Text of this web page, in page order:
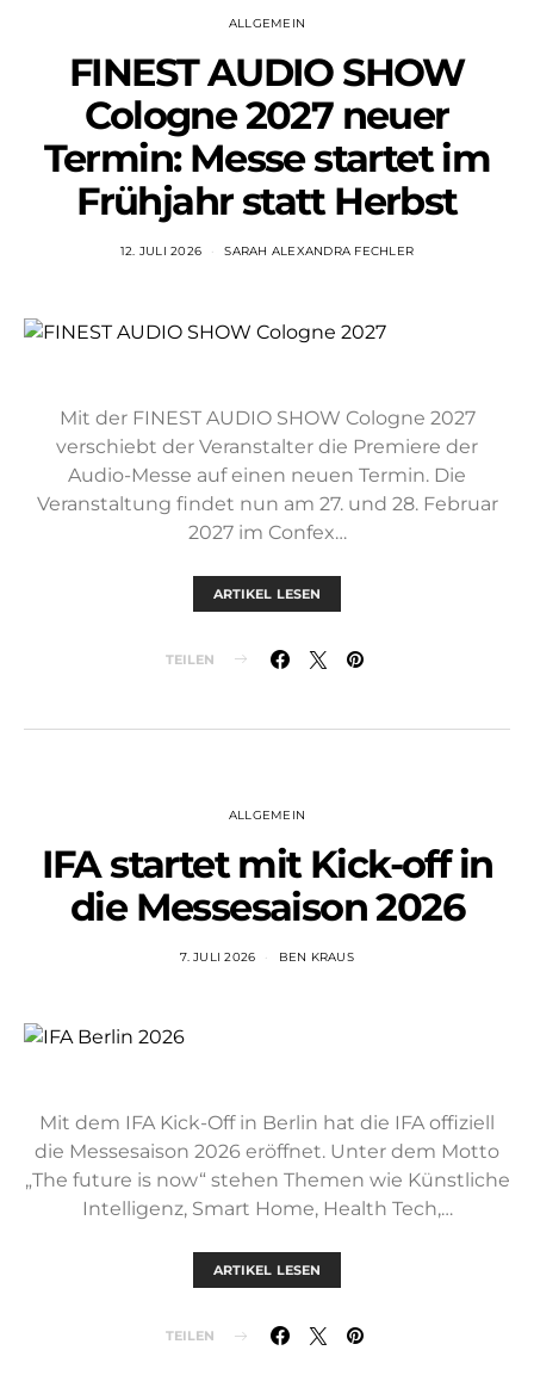
ALLGEMEIN
FINEST AUDIO SHOW
Cologne 2027 neuer
Termin: Messe startet im
Frühjahr statt Herbst
12. JULI 2026 SARAH ALEXANDRA FECHLER
Mit der FINEST AUDIO SHOW Cologne 2027
verschiebt der Veranstalter die Premiere der
Audio-Messe auf einen neuen Termin. Die
Veranstaltung findet nun am 27. und 28. Februar
2027 im Confex…
ARTIKEL LESEN
TEILEN
ALLGEMEIN
IFA startet mit Kick-off in
die Messesaison 2026
7. JULI 2026 BEN KRAUS
Mit dem IFA Kick-Off in Berlin hat die IFA offiziell
die Messesaison 2026 eröffnet. Unter dem Motto
„The future is now“ stehen Themen wie Künstliche
Intelligenz, Smart Home, Health Tech,…
ARTIKEL LESEN
TEILEN